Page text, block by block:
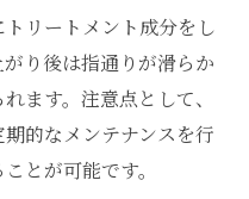
ジレス施術のポイン
選ばれるメテオトリ
リートメント成分をし
り後は指通りが滑らか
ます。注意点として、
的なメンテナンスを行
とが可能です。